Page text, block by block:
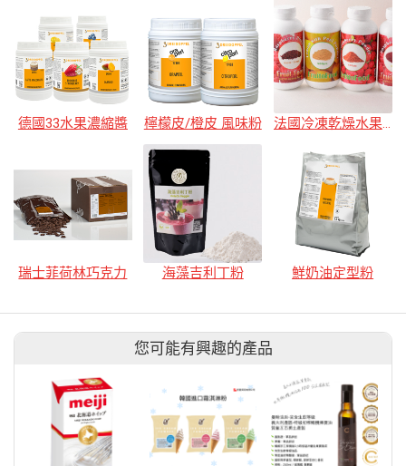
德國33水果濃縮醬 檸檬皮/橙皮 風味粉 法國冷凍乾燥水果粉
瑞士菲荷林巧克力 海藻吉利丁粉 鮮奶油定型粉
您可能有興趣的產品